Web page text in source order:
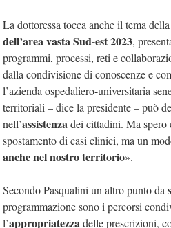
La dottoressa tocca anche il tema della
dell’area vasta Sud-est 2023,
programmi, processi, reti e
dalla condivisione di conoscenze e
l’azienda ospedaliero-universitaria
territoriali – dice la presidente – può
nell’assistenzadei cittadini. Ma spero
spostamento di casi clinici, ma un
anche nel nostro territorio».
Secondo Pasqualini un altro punto da
programmazione sono i percorsi
l’appropriatezzadelle prescrizioni,